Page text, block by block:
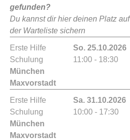
gefunden?
Du kannst dir hier deinen Platz auf
der Warteliste sichern
Erste Hilfe
Schulung
München
Maxvorstadt
So. 25.10.2026
11:00 - 18:30
Erste Hilfe
Schulung
München
Maxvorstadt
Sa. 31.10.2026
10:00 - 17:30